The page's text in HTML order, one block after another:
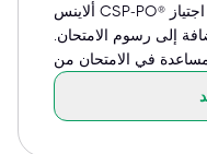
ألاينس CSP-PO® للاختبار بالوكالة. في حال عدم اجتياز
إلى رسوم الامتحان.